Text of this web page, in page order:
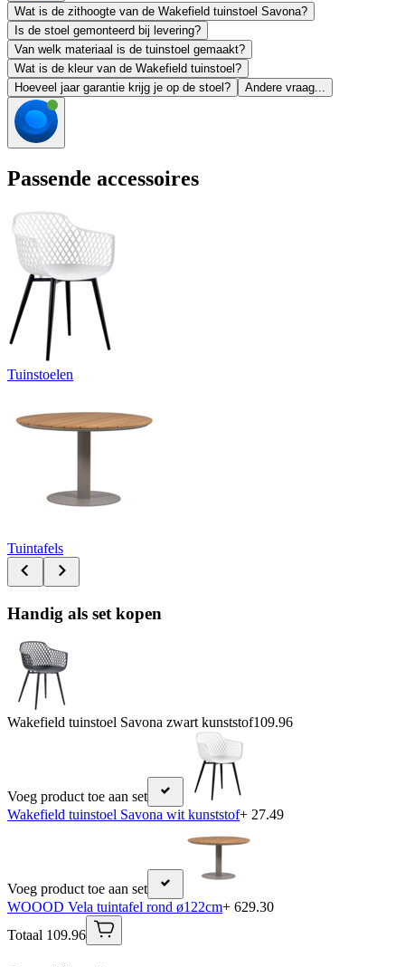
Wat is de zithoogte van de Wakefield tuinstoel Savona?
Is de stoel gemonteerd bij levering?
Van welk materiaal is de tuinstoel gemaakt?
Wat is de kleur van de Wakefield tuinstoel?
Hoeveel jaar garantie krijg je op de stoel?
Andere vraag...
Passende accessoires
Tuinstoelen
Tuintafels
Handig als set kopen
Wakefield tuinstoel Savona zwart kunststof109.96
Voeg product toe aan set
Wakefield tuinstoel Savona wit kunststof+ 27.49
Voeg product toe aan set
WOOOD Vela tuintafel rond ø122cm+ 629.30
Totaal 109.96